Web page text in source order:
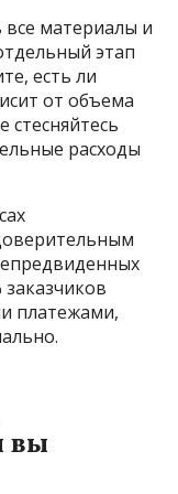
все материалы и
этап
есть ли
от объема
стесняйтесь
расходы
заказчиков
платежами,
вы